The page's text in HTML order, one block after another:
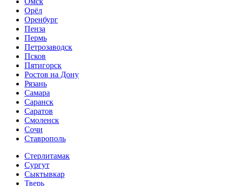
Орёл
Оренбург
Пенза
Пермь
Петрозаводск
Псков
Пятигорск
Ростов на Дону
Рязань
Самара
Саранск
Саратов
Смоленск
Сочи
Ставрополь
Стерлитамак
Сургут
Сыктывкар
Тверь